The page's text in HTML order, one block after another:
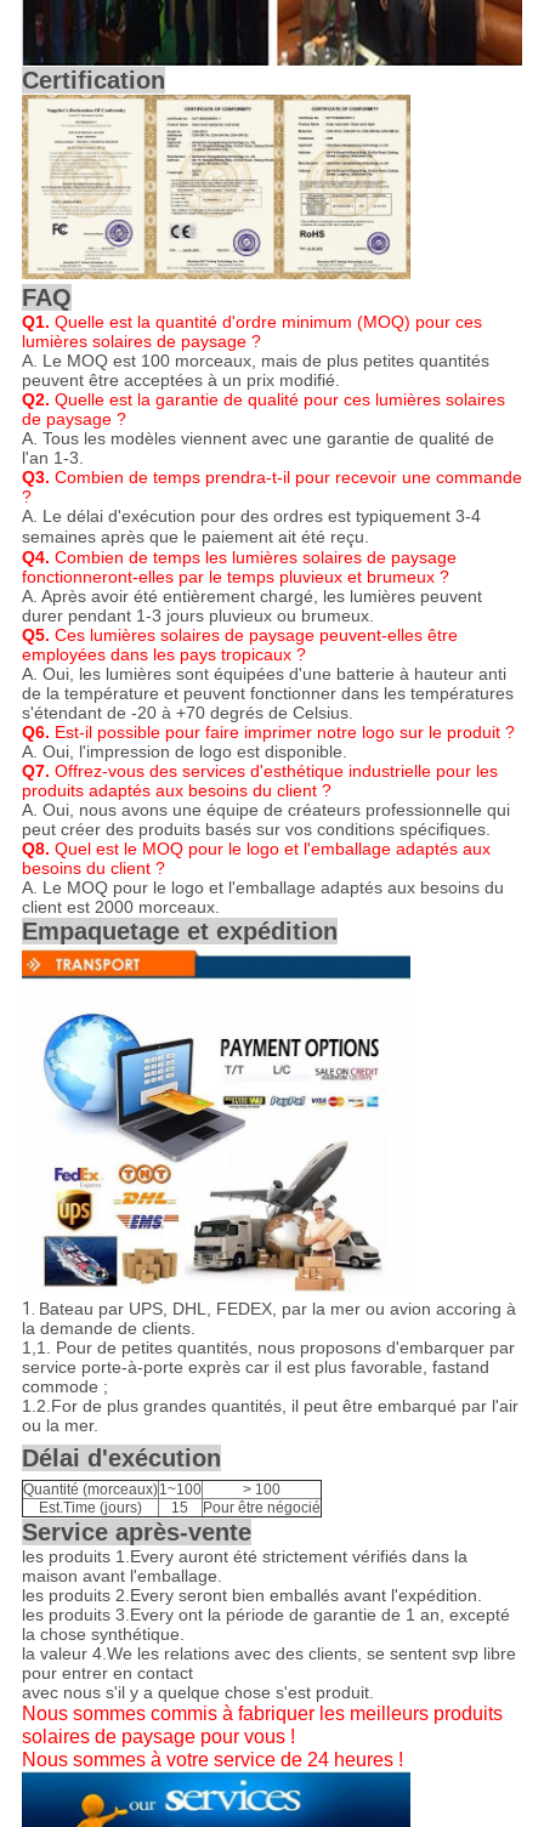
Certification
FAQ
Q1. Quelle est la quantité d'ordre minimum (MOQ) pour ces
lumières solaires de paysage ?
A. Le MOQ est 100 morceaux, mais de plus petites quantités
peuvent être acceptées à un prix modifié.
Q2. Quelle est la garantie de qualité pour ces lumières solaires
de paysage ?
A. Tous les modèles viennent avec une garantie de qualité de
l'an 1-3.
Q3. Combien de temps prendra-t-il pour recevoir une commande
?
A. Le délai d'exécution pour des ordres est typiquement 3-4
semainesaprès que le paiement ait été reçu.
Q4. Combien de temps les lumières solaires de paysage
fonctionneront-elles par le temps pluvieux et brumeux ?
A. Après avoir été entièrement chargé, les lumières peuvent
durer pendant 1-3 jours pluvieux ou brumeux.
Q5. Ces lumières solaires de paysage peuvent-elles être
employées dans les pays tropicaux ?
A. Oui, les lumières sont équipées d'une batterie à hauteur anti
de la température et peuvent fonctionner dans les températures
s'étendant de -20 à +70 degrés de Celsius.
Q6. Est-il possible pour faire imprimer notre logo sur le produit ?
A. Oui, l'impression de logo est disponible.
Q7. Offrez-vous des services d'esthétique industrielle pour les
produits adaptés aux besoins du client ?
A. Oui, nous avons une équipe de créateurs professionnelle qui
peut créer des produits basés sur vos conditions spécifiques.
Q8. Quel est le MOQ pour le logo et l'emballage adaptés aux
besoins du client ?
A. Le MOQ pour le logo et l'emballage adaptés aux besoins du
client est 2000 morceaux.
Empaquetage et expédition
1. Bateau par UPS, DHL, FEDEX, par la mer ou avion accoring à
la demande de clients.
1,1. Pour de petites quantités, nous proposons d'embarquer par
service porte-à-porte exprès car il est plus favorable, fastand
commode ;
1.2.For de plus grandes quantités, il peut être embarqué par l'air
ou la mer.
Délai d'exécution
Quantité (morceaux)1~100
> 100
Est.Time (jours)
15 Pour être négocié
Service après-vente
les produits 1.Every auront été strictement vérifiés dans la
maison avant l'emballage.
les produits 2.Every seront bien emballés avant l'expédition.
les produits 3.Every ont la période de garantie de 1 an, excepté
la chose synthétique.
la valeur 4.We les relations avec des clients, se sentent svp libre
pour entrer en contact
avec nous s'il y a quelque chose s'est produit.
Nous sommes commis à fabriquer les meilleurs produits
solaires de paysage pour vous !
Nous sommes à votre service de 24 heures !